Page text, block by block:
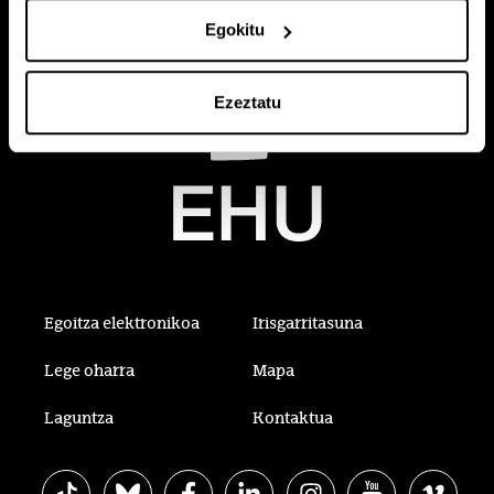
Egokitu
Ezeztatu
Egoitza elektronikoa Irisgarritasuna
Lege oharra Mapa
Laguntza Kontaktua